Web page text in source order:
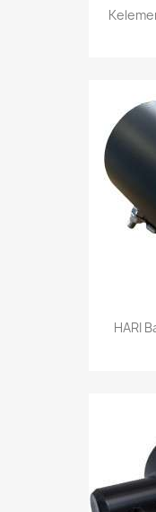
HARI